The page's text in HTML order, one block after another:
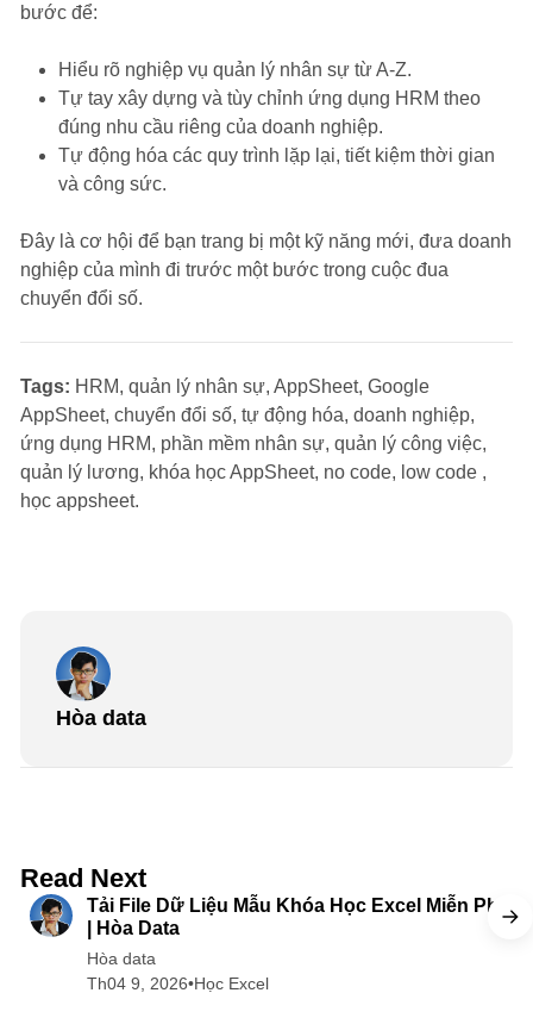
bước để:
Hiểu rõ nghiệp vụ quản lý nhân sự từ A-Z.
Tự tay xây dựng và tùy chỉnh ứng dụng HRM theo
đúng nhu cầu riêng của doanh nghiệp.
Tự động hóa các quy trình lặp lại, tiết kiệm thời gian
và công sức.
Đây là cơ hội để bạn trang bị một kỹ năng mới, đưa doanh
nghiệp của mình đi trước một bước trong cuộc đua
chuyển đổi số.
Tags: HRM, quản lý nhân sự, AppSheet, Google
AppSheet, chuyển đổi số, tự động hóa, doanh nghiệp,
ứng dụng HRM, phần mềm nhân sự, quản lý công việc,
quản lý lương, khóa học AppSheet, no code, low code ,
học appsheet.
Hòa data
Read Next
Tải File Dữ Liệu Mẫu Khóa Học Excel Miễn Phí
| Hòa Data
Hòa data
Th04 9, 2026•Học Excel